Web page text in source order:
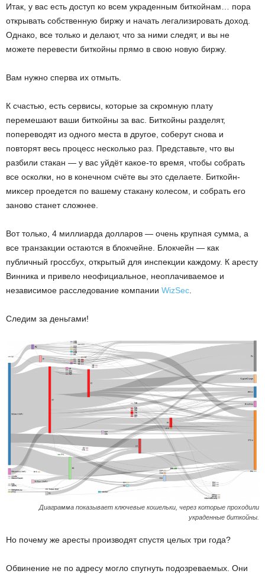
Итак, у вас есть доступ ко всем украденным биткойнам… пора
открывать собственную биржу и начать легализировать доход.
Однако, все только и делают, что за ними следят, и вы не
можете перевести биткойны прямо в свою новую биржу.
Вам нужно сперва их отмыть.
К счастью, есть сервисы, которые за скромную плату
перемешают ваши биткойны за вас. Биткойны разделят,
попереводят из одного места в другое, соберут снова и
повторят весь процесс несколько раз. Представьте, что вы
разбили стакан — у вас уйдёт какое-то время, чтобы собрать
все осколки, но в конечном счёте вы это сделаете. Биткойн-
миксер проедется по вашему стакану колесом, и собрать его
заново станет сложнее.
Вот только, 4 миллиарда долларов — очень крупная сумма, а
все транзакции остаются в блокчейне. Блокчейн — как
публичный гроссбух, открытый для инспекции каждому. К аресту
Винника и привело неофициальное, неоплачиваемое и
независимое расследование компании WizSec
Следим за деньгами!
Диаграмма показывает ключевые кошельки, через которые проходили
украденные биткойны.
Но почему же аресты производят спустя целых три года?
Обвинение не по адресу могло спугнуть подозреваемых. Они